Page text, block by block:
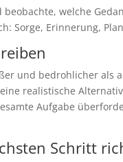
welche
Sorge, Erinnerung,
und bedrohlicher als
realistische
Aufgabe
Schritt